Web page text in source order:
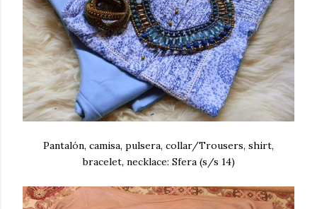
Pantalón, camisa, pulsera, collar/Trousers, shirt,
bracelet, necklace: Sfera (s/s 14)